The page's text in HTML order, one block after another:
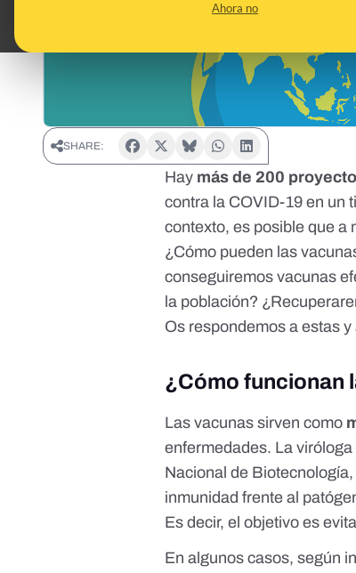
Ahora no
SHARE:
Hay más de 200
contra la COVID-19 en un
contexto, es posible que a
¿Cómo pueden las
conseguiremos vacunas
la población?
Os respondemos a estas
¿Cómo funcionan
Las vacunas sirven como
enfermedades. La
Nacional de Biotecnología,
inmunidadfrente al
Es decir, el objetivo es
En algunos casos, según